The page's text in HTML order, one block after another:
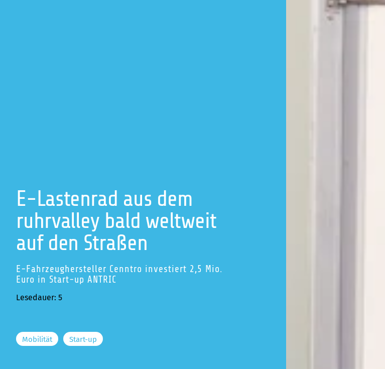
E-Lastenrad aus dem
ruhrvalley bald weltweit
auf den Straßen
E-Fahrzeughersteller Cenntro investiert 2,5 Mio.
Euro in Start-up ANTRIC
Lesedauer: 5
Mobilität Start-up